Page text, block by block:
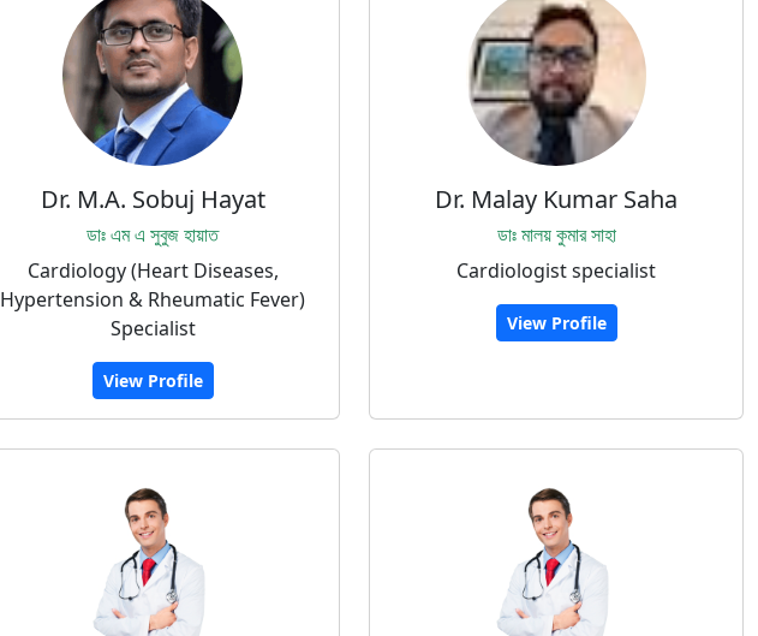
Dr. M.A. Sobuj Hayat
ডাঃ এম এ সুবুজ হায়াত
Cardiology (Heart Diseases,
Hypertension & Rheumatic Fever)
Specialist
View Profile
Dr. Malay Kumar Saha
ডাঃ মালয় কুমার সাহা
Cardiologist specialist
View Profile